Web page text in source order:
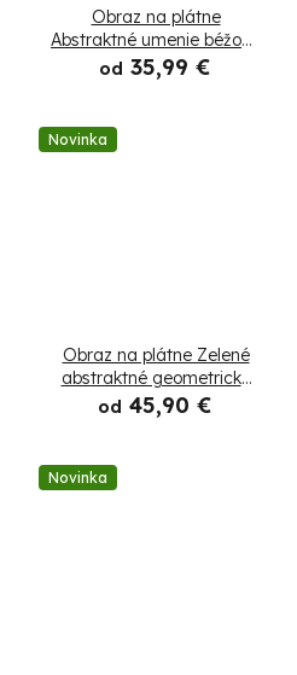
Obraz na plátne
Abstraktné umenie béžový
priemyselný loft
od 35,99 €
Novinka
Obraz na plátne Zelené
abstraktné geometrické
tvary
od 45,90 €
Novinka